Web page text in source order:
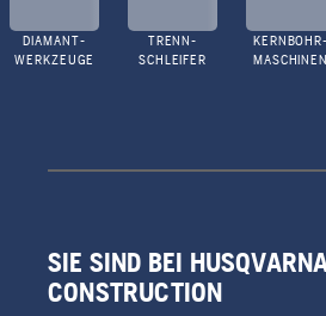
DIAMANT-
WERKZEUGE
TRENN-
SCHLEIFER
KERNBOHR-
MASCHINEN
SIE SIND BEI
CONSTRUCTION